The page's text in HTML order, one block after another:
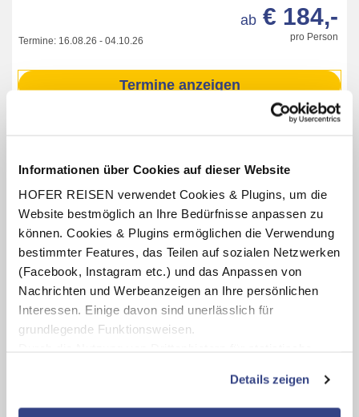
Informationen über Cookies auf dieser Website
HOFER REISEN verwendet Cookies & Plugins, um die
Website bestmöglich an Ihre Bedürfnisse anpassen zu
können. Cookies & Plugins ermöglichen die Verwendung
bestimmter Features, das Teilen auf sozialen Netzwerken
(Facebook, Instagram etc.) und das Anpassen von
Nachrichten und Werbeanzeigen an Ihre persönlichen
Interessen. Einige davon sind unerlässlich für
grundlegende Funktionsweisen.
zusätzliche Dienste bzw. Technologien von Drittanbietern
nutzen und uns sowie Dritten weitere Personalisierungen
Details zeigen
Termine: 16.08.26 - 04.10.26 pro Person
ab € 184,-
Termine anzeigen
2 - 7 x Übernachtung im Revier Boutique Hotel Kaprun
Verpflegung: wahlweise mit Frühstücksbuffet oder
Halbpension mit Frühstücks- und Abendbuffet bzw.
Benutzung des hoteleigenen Saunabereichs
Guest Mobility Ticket (gültig für die Dauer des